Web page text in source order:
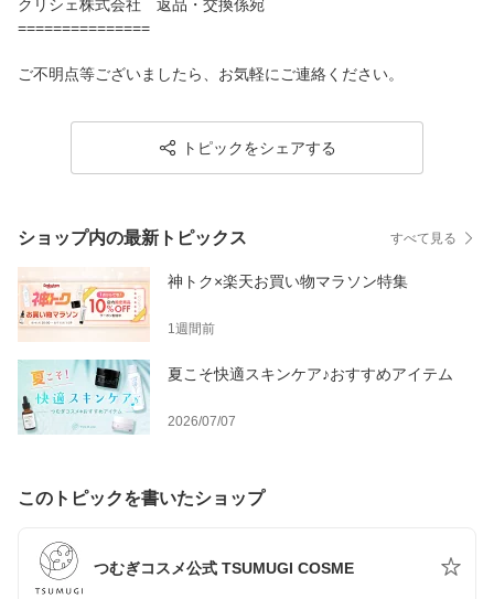
クリシェ株式会社 返品・交換係宛
===============
ご不明点等ございましたら、お気軽にご連絡ください。
トピックをシェアする
ショップ内の最新トピックス すべて見る
神トク×楽天お買い物マラソン特集
1週間前
夏こそ快適スキンケア♪おすすめアイテム
2026/07/07
このトピックを書いたショップ
つむぎコスメ公式 TSUMUGI COSME